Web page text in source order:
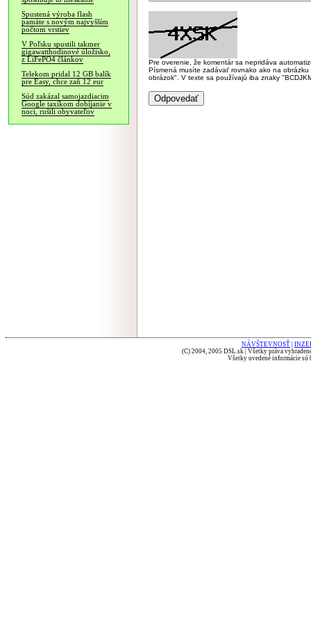
Spustená výroba flash
pamäte s novým najvyšším
počtom vrstiev
V Poľsku spustili takmer
gigawatthodinové úložisko,
z LiFePO4 článkov
Telekom pridal 12 GB balík
pre Easy, chce zaň 12 eur
Súd zakázal samojazdiacim
Google taxíkom dobíjanie v
noci, rušili obyvateľov
Pre overenie, že komentár sa nepridáva
Písmená musíte zadávať rovnako ako na
obrázok". V texte sa používajú iba znaky
NÁVŠTEVNOSŤ
(C) 2004, 2005 DSL.sk | Všetky práva
Všetky uvedené informácie sú